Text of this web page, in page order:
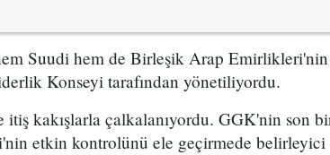
Suudi hem de Birleşik Arap
Konseyi tarafından yönetiliyordu.
kakışlarla çalkalanıyordu. GGK'nin son
etkin kontrolünü ele geçirmede